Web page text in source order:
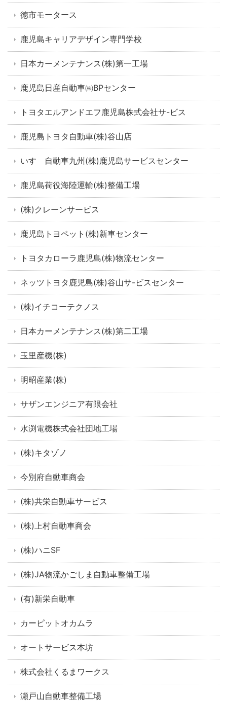
徳市モータース
鹿児島キャリアデザイン専門学校
日本カーメンテナンス(株)第一工場
鹿児島日産自動車㈱BPセンター
トヨタエルアンドエフ鹿児島株式会社サ-ビス
鹿児島トヨタ自動車(株)谷山店
いすゞ自動車九州(株)鹿児島サービスセンター
鹿児島荷役海陸運輸(株)整備工場
(株)クレーンサービス
鹿児島トヨペット(株)新車センター
トヨタカローラ鹿児島(株)物流センター
ネッツトヨタ鹿児島(株)谷山サ-ビスセンター
(株)イチコーテクノス
日本カーメンテナンス(株)第二工場
玉里産機(株)
明昭産業(株)
サザンエンジニア有限会社
水渕電機株式会社団地工場
(株)キタゾノ
今別府自動車商会
(株)共栄自動車サービス
(株)上村自動車商会
(株)ハニSF
(株)JA物流かごしま自動車整備工場
(有)新栄自動車
カーピットオカムラ
オートサービス本坊
株式会社くるまワークス
瀬戸山自動車整備工場